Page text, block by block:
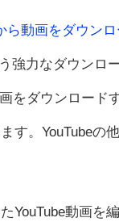
ら動画をダウンロ
強力なダウンロ
をダウンロード
す。YouTubeの
YouTube動画を